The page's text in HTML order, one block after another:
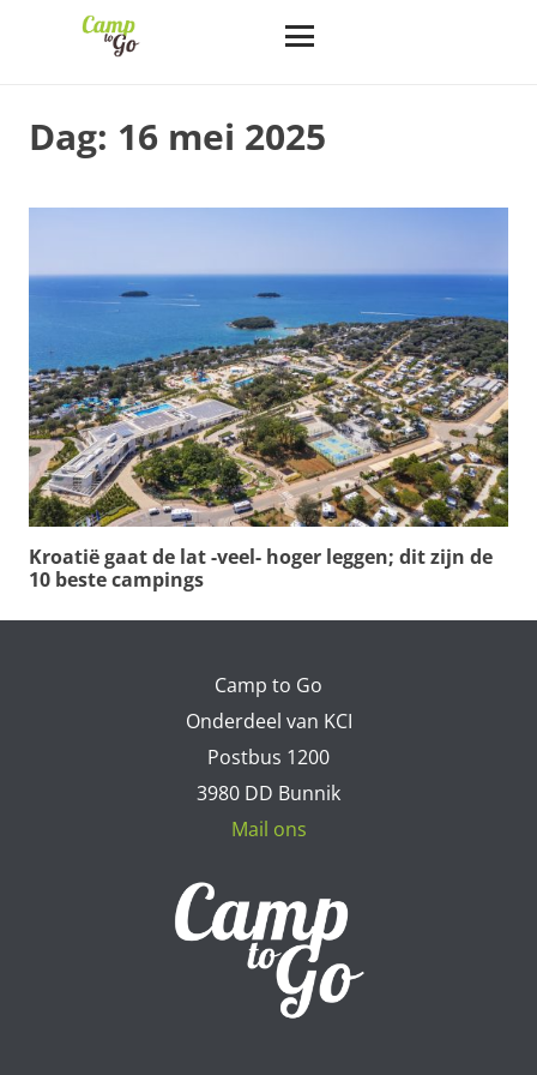
Dag: 16 mei 2025
Kroatië gaat de lat -veel- hoger leggen; dit zijn de
10 beste campings
Camp to Go
Onderdeel van KCI
Postbus 1200
3980 DD Bunnik
Mail ons